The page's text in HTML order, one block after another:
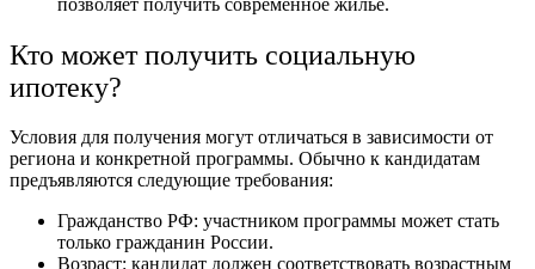
Кто может получить социальную
ипотеку?
Условия для получения могут отличаться в зависимости от
региона и конкретной программы. Обычно к кандидатам
предъявляются следующие требования:
Гражданство РФ: участником программы может стать
только гражданин России.
Возраст: кандидат должен соответствовать возрастным